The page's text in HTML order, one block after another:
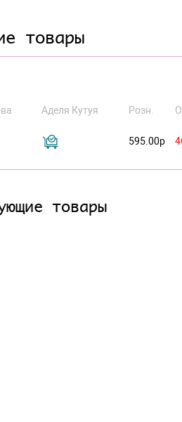
товары
Аделя Кутуя Розн.
595.00р
товары